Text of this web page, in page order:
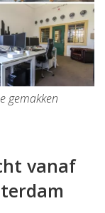
gemakken
vanaf